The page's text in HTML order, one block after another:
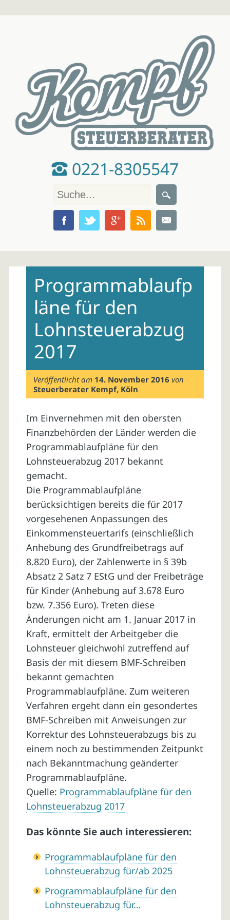
0221-8305547
contentProgrammablaufp
läne für den
Lohnsteuerabzug
2017
Veröffentlicht am 14. November 2016 von
Steuerberater Kempf, Köln
Im Einvernehmen mit den obersten
Finanzbehörden der Länder werden die
Programmablaufpläne für den
Lohnsteuerabzug 2017 bekannt
gemacht.
Die Programmablaufpläne
berücksichtigen bereits die für 2017
vorgesehenen Anpassungen des
Einkommensteuertarifs (einschließlich
Anhebung des Grundfreibetrags auf
8.820 Euro), der Zahlenwerte in § 39b
Absatz 2 Satz 7 EStG und der Freibeträge
für Kinder (Anhebung auf 3.678 Euro
bzw. 7.356 Euro). Treten diese
Änderungen nicht am 1. Januar 2017 in
Kraft, ermittelt der Arbeitgeber die
Lohnsteuer gleichwohl zutreffend auf
Basis der mit diesem BMF-Schreiben
bekannt gemachten
Programmablaufpläne. Zum weiteren
Verfahren ergeht dann ein gesondertes
BMF-Schreiben mit Anweisungen zur
Korrektur des Lohnsteuerabzugs bis zu
einem noch zu bestimmenden Zeitpunkt
nach Bekanntmachung geänderter
Programmablaufpläne.
Quelle: Programmablaufpläne für den
Lohnsteuerabzug 2017
Das könnte Sie auch interessieren:
Programmablaufpläne für den
Lohnsteuerabzug für/ab 2025
Programmablaufpläne für den
Lohnsteuerabzug für…